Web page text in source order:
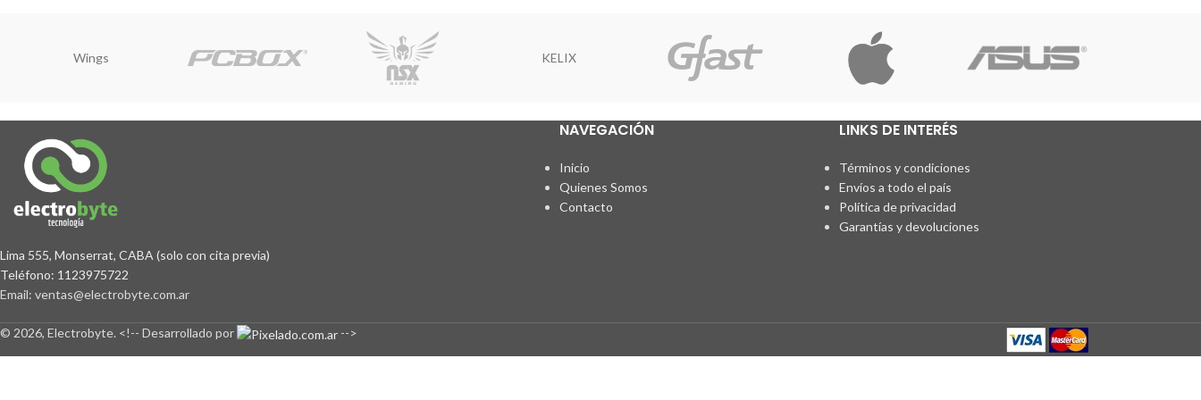
Lima 555, Monserrat, CABA (solo con cita previa)
Teléfono: 1123975722
Email: ventas@electrobyte.com.ar
NAVEGACIÓN
Inicio
Quienes Somos
Contacto
LINKS DE INTERÉS
Términos y condiciones
Envíos a todo el país
Política de privacidad
Garantías y devoluciones
© 2026, Electrobyte. <!-- Desarrollado por -->